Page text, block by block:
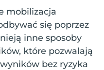
mobilizacja
się poprzez
inne sposoby
które pozwalają
bez ryzyka